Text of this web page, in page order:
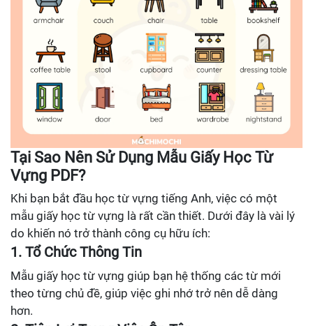
Tại Sao Nên Sử Dụng Mẫu Giấy Học Từ
Vựng PDF?
Khi bạn bắt đầu học từ vựng tiếng Anh, việc có một
mẫu giấy học từ vựng là rất cần thiết. Dưới đây là vài lý
do khiến nó trở thành công cụ hữu ích:
1. Tổ Chức Thông Tin
Mẫu giấy học từ vựng giúp bạn hệ thống các từ mới
theo từng chủ đề, giúp việc ghi nhớ trở nên dễ dàng
hơn.